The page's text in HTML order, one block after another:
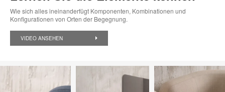
Wie sich alles ineinanderfügt Komponenten, Kombinationen und
Konfigurationen von Orten der Begegnung.
VIDEO ANSEHEN